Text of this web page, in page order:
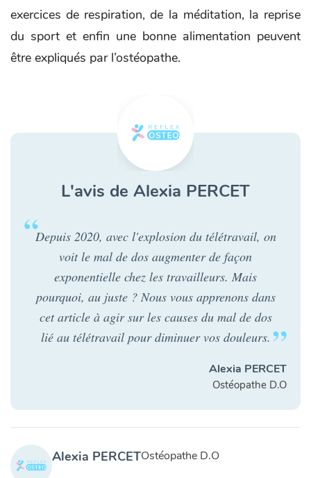
exercices de respiration, de la méditation, la reprise
du sport et enfin une bonne alimentation peuvent
être expliqués par l’ostéopathe.
L'avis de Alexia PERCET
Depuis 2020, avec l'explosion du télétravail, on
voit le mal de dos augmenter de façon
exponentielle chez les travailleurs. Mais
pourquoi, au juste ? Nous vous apprenons dans
cet article à agir sur les causes du mal de dos
lié au télétravail pour diminuer vos douleurs.
Alexia PERCET
Ostéopathe D.O
Alexia PERCETOstéopathe D.O